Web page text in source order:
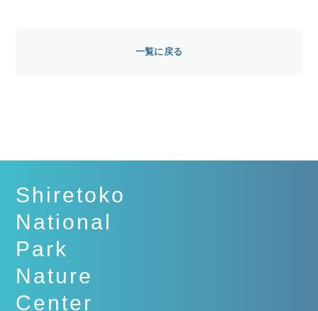
一覧に戻る
Shiretoko
National
Park
Nature
Center